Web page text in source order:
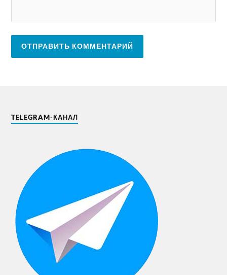
TELEGRAM-КАНАЛ